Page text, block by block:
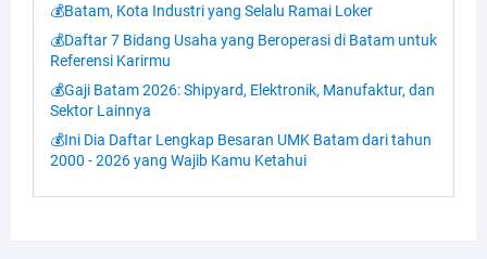
💰Batam, Kota Industri yang Selalu Ramai Loker
💰Daftar 7 Bidang Usaha yang Beroperasi di Batam untuk
Referensi Karirmu
💰Gaji Batam 2026: Shipyard, Elektronik, Manufaktur, dan
Sektor Lainnya
💰Ini Dia Daftar Lengkap Besaran UMK Batam dari tahun
2000 - 2026 yang Wajib Kamu Ketahui